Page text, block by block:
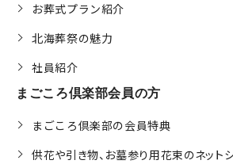
お葬式プラン紹介
北海葬祭の魅力
社員紹介
まごころ倶楽部会員の方
まごころ倶楽部の会員特典
供花や引き物、お墓参り用花束のネット